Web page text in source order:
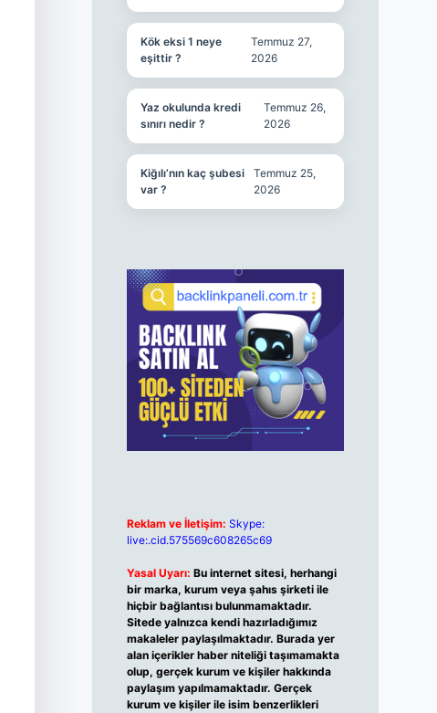
Kök eksi 1 neye
eşittir ?
Temmuz 27,
2026
Yaz okulunda kredi
sınırı nedir ?
Temmuz 26,
2026
Kiğılı’nın kaç şubesi
var ?
Temmuz 25,
2026
Reklam ve İletişim: Skype:
live:.cid.575569c608265c69
Yasal Uyarı: Bu internet sitesi, herhangi
bir marka, kurum veya şahıs şirketi ile
hiçbir bağlantısı bulunmamaktadır.
Sitede yalnızca kendi hazırladığımız
makaleler paylaşılmaktadır. Burada yer
alan içerikler haber niteliği taşımamakta
olup, gerçek kurum ve kişiler hakkında
paylaşım yapılmamaktadır. Gerçek
kurum ve kişiler ile isim benzerlikleri